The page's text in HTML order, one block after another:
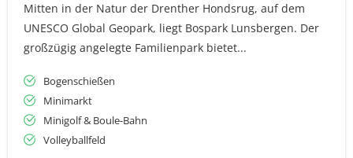
Mitten in der Natur der Drenther Hondsrug, auf dem
UNESCO Global Geopark, liegt Bospark Lunsbergen. Der
großzügig angelegte Familienpark bietet...
Bogenschießen
Minimarkt
Minigolf & Boule-Bahn
Volleyballfeld